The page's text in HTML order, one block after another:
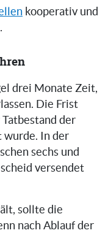
kooperativ und
drei Monate Zeit,
Die Frist
Tatbestand der
In der
sechs und
versendet
sollte die
nach Ablauf der